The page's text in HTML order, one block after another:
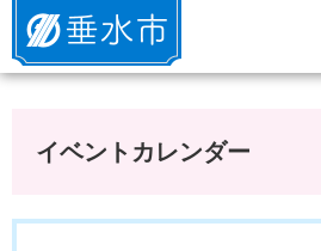
垂水市
イベントカレンダー